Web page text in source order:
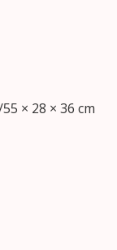
× 28 × 36 cm